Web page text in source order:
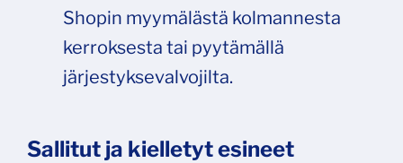
Shopin myymälästä kolmannesta
kerroksesta tai pyytämällä
järjestyksevalvojilta.
Sallitut ja kielletyt esineet